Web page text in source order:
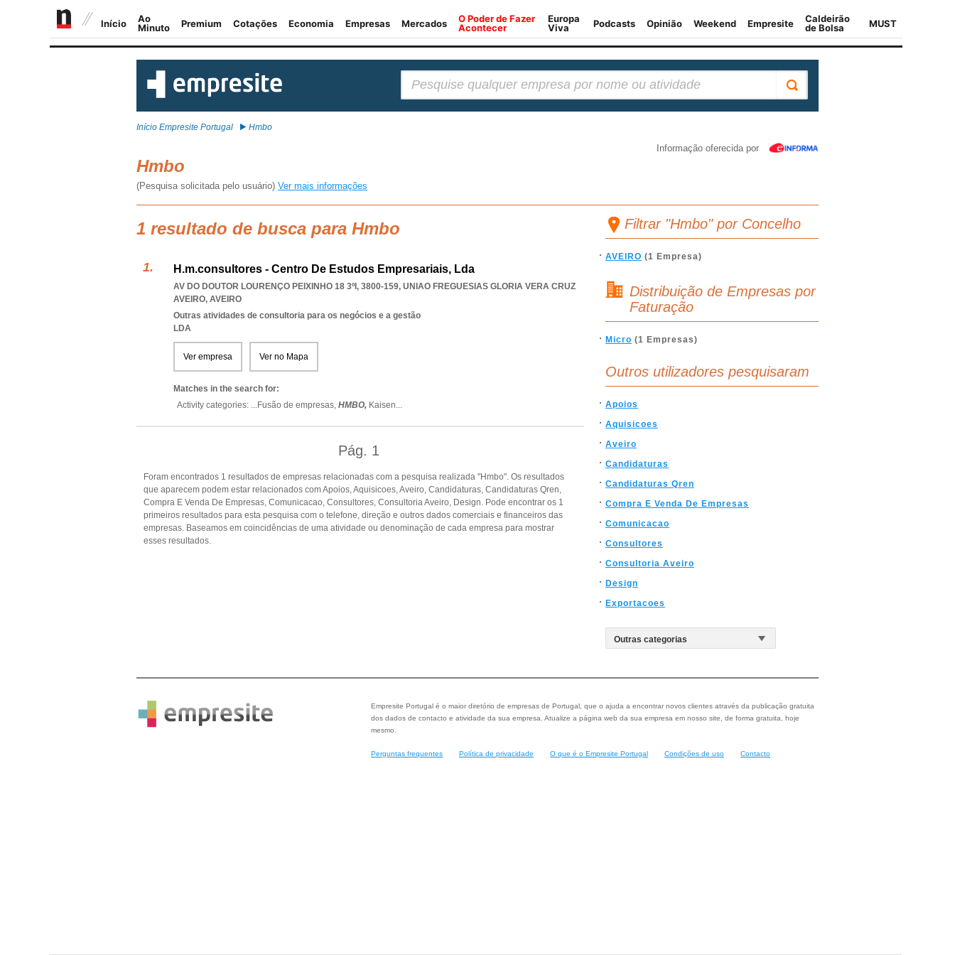
Início Empresite Portugal Hmbo
Informação oferecida por
Hmbo
(Pesquisa solicitada pelo usuário) Ver mais informações
1 resultado de busca para Hmbo
H.m.consultores - Centro De Estudos Empresariais, Lda
AV DO DOUTOR LOURENÇO PEIXINHO 18 3ºI, 3800-159, UNIAO FREGUESIAS GLORIA VERA CRUZ
AVEIRO, AVEIRO
Outras atividades de consultoria para os negócios e a gestão
LDA
Ver empresa Ver no Mapa
Matches in the search for:
Activity categories: ...Fusão de empresas, HMBO, Kaisen...
Pág. 1
Foram encontrados 1 resultados de empresas relacionadas com a pesquisa realizada "Hmbo". Os resultados
que aparecem podem estar relacionados com Apoios, Aquisicoes, Aveiro, Candidaturas, Candidaturas Qren,
Compra E Venda De Empresas, Comunicacao, Consultores, Consultoria Aveiro, Design. Pode encontrar os 1
primeiros resultados para esta pesquisa com o telefone, direção e outros dados comerciais e financeiros das
empresas. Baseamos em coincidências de uma atividade ou denominação de cada empresa para mostrar
esses resultados.
Filtrar "Hmbo" por Concelho
AVEIRO (1 Empresa)
Distribuição de Empresas por
Faturação
Micro (1 Empresas)
Outros utilizadores pesquisaram
Apoios
Aquisicoes
Aveiro
Candidaturas
Candidaturas Qren
Compra E Venda De Empresas
Comunicacao
Consultores
Consultoria Aveiro
Design
Exportacoes
Empresite Portugal é o maior diretório de empresas de Portugal, que o ajuda a encontrar novos clientes através da publicação gratuita
dos dados de contacto e atividade da sua empresa. Atualize a página web da sua empresa em nosso site, de forma gratuita, hoje
mesmo.
Perguntas frequentes Política de privacidade O que é o Empresite Portugal Condições de uso Contacto